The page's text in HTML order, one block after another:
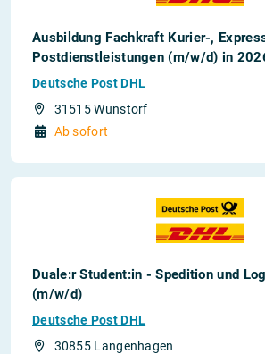
Ausbildung Fachkraft Kurier-,
Postdienstleistungen (m/w/d) in
Deutsche Post DHL
31515 Wunstorf
Ab sofort
Duale:r Student:in - Spedition und
(m/w/d)
Deutsche Post DHL
30855 Langenhagen